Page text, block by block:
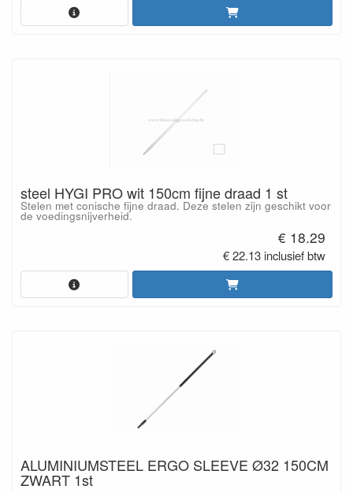
steel HYGI PRO wit 150cm fijne draad 1 st
Stelen met conische fijne draad. Deze stelen zijn geschikt voor
de voedingsnijverheid.
€ 18.29
€ 22.13 inclusief btw
ALUMINIUMSTEEL ERGO SLEEVE Ø32 150CM
ZWART 1st